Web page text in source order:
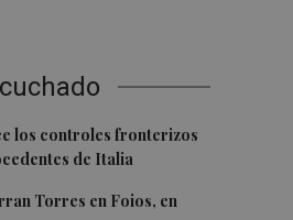
los controles fronterizos
de Italia
Torres en Foios, en